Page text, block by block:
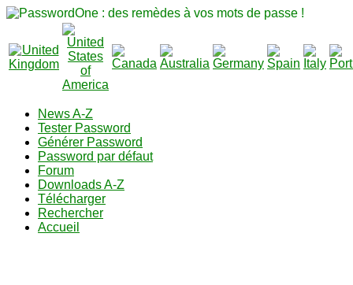
News A-Z
Tester Password
Générer Password
Password par défaut
Forum
Downloads A-Z
Télécharger
Rechercher
Accueil